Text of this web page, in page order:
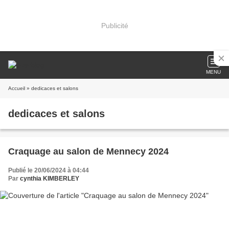
Publicité
MENU
Accueil » dedicaces et salons
dedicaces et salons
Craquage au salon de Mennecy 2024
Publié le 20/06/2024 à 04:44
Par cynthia KIMBERLEY